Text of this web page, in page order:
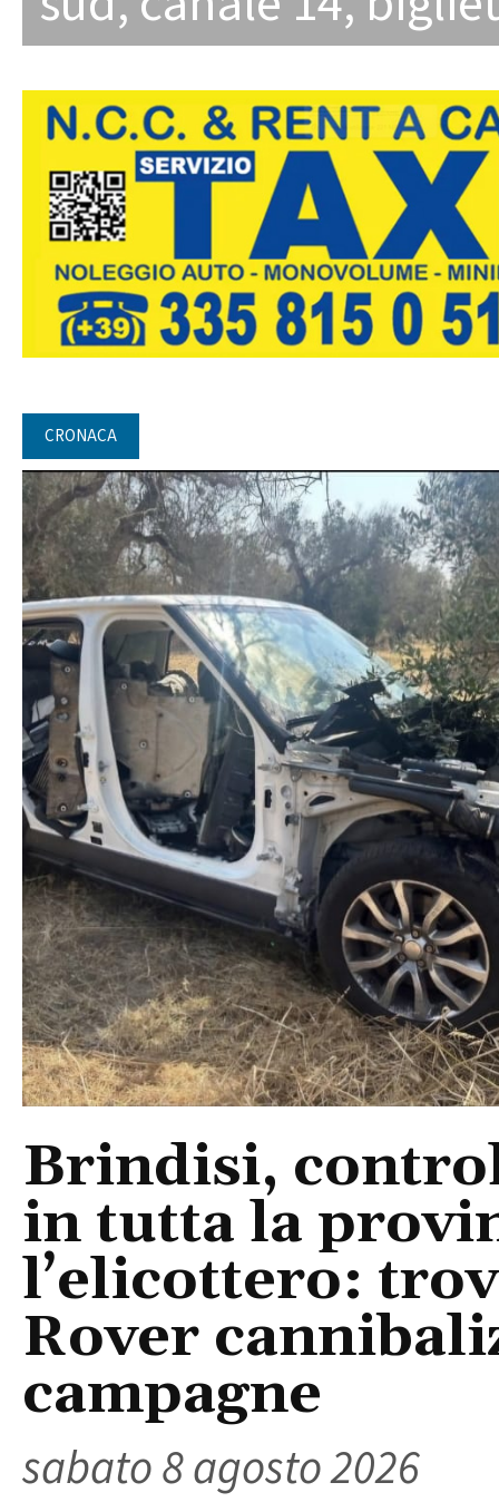
CRONACA
Brindisi,
in tutta la
l’elicottero:
Rover
campagne
sabato 8 agosto 2026